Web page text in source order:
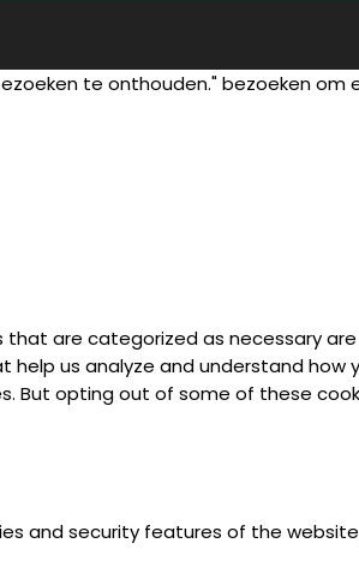
te onthouden." bezoeken om
are categorized as necessary
us analyze and understand how
But opting out of some of these
and security features of the